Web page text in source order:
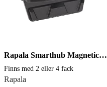
Rapala Smarthub Magnetic Tool Holder
Finns med 2 eller 4 fack
Rapala